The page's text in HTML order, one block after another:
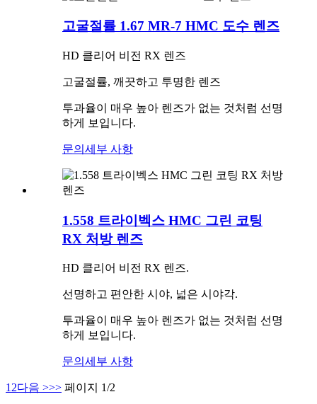
고굴절률 1.67 MR-7 HMC 도수 렌즈
HD 클리어 비전 RX 렌즈
고굴절률, 깨끗하고 투명한 렌즈
투과율이 매우 높아 렌즈가 없는 것처럼 선명
하게 보입니다.
문의 세부 사항
1.558 트라이벡스 HMC 그린 코팅
RX 처방 렌즈
HD 클리어 비전 RX 렌즈.
선명하고 편안한 시야, 넓은 시야각.
투과율이 매우 높아 렌즈가 없는 것처럼 선명
하게 보입니다.
문의 세부 사항
1 2다음 >>> 페이지 1/2